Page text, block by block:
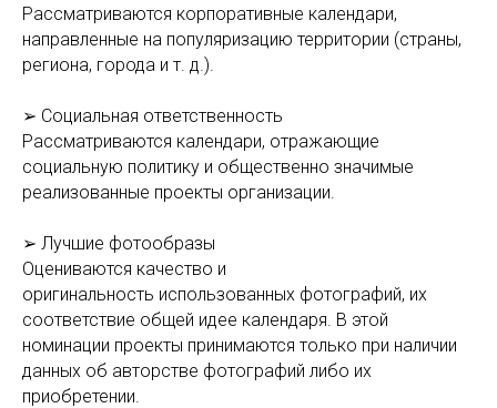
Рассматриваются корпоративные календари,
направленные на популяризацию территории (страны,
региона, города и т. д.).
➢ Социальная ответственность
Рассматриваются календари, отражающие
социальную политику и общественно значимые
реализованные проекты организации.
➢ Лучшие фотообразы
Оцениваются качество и
оригинальность использованных фотографий, их
соответствие общей идее календаря. В этой
номинации проекты принимаются только при наличии
данных об авторстве фотографий либо их
приобретении.